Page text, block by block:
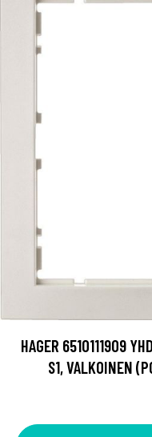
HAGER 6510111909
S1, VALKOINEN